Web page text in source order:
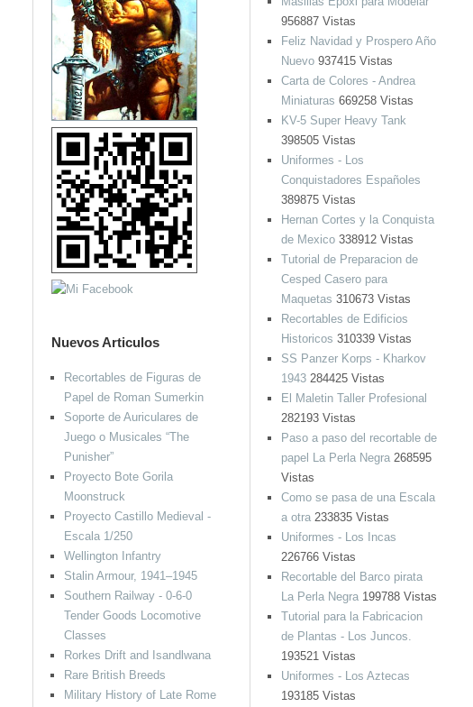
956887 Vistas
Feliz Navidad y Prospero Año
Nuevo937415 Vistas
Carta de Colores - Andrea
Miniaturas 669258 Vistas
KV-5 Super Heavy Tank
398505 Vistas
Uniformes - Los
Conquistadores Españoles
389875 Vistas
Hernan Cortes y la Conquista
de Mexico338912 Vistas
Tutorial de Preparacion de
Cesped Casero para
Maquetas 310673 Vistas
Recortables de Edificios
Historicos 310339 Vistas
SS Panzer Korps - Kharkov
1943284425 Vistas
El Maletin Taller Profesional
282193 Vistas
Paso a paso del recortable de
papel La Perla Negra268595
Vistas
Como se pasa de una Escala
a otra233835 Vistas
Uniformes - Los Incas
226766 Vistas
Recortable del Barco pirata
La Perla Negra199788 Vistas
Tutorial para la Fabricacion
de Plantas - Los Juncos.
193521 Vistas
Uniformes - Los Aztecas
193185 Vistas
Nuevos Articulos
Recortables de Figuras de
Papel de Roman Sumerkin
Soporte de Auriculares de
Juego o Musicales “The
Punisher”
Proyecto Bote Gorila
Moonstruck
Proyecto Castillo Medieval -
Escala 1/250
Wellington Infantry
Stalin Armour, 1941–1945
Southern Railway - 0-6-0
Tender Goods Locomotive
Classes
Rorkes Drift and Isandlwana
Rare British Breeds
Military History of Late Rome